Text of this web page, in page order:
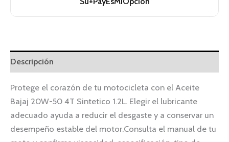
Descripción
Protege el corazón de tu motocicleta con el Aceite
Bajaj 20W-50 4T Sintetico 1.2L. Elegir el lubricante
adecuado ayuda a reducir el desgaste y a conservar un
desempeño estable del motor.Consulta el manual de tu